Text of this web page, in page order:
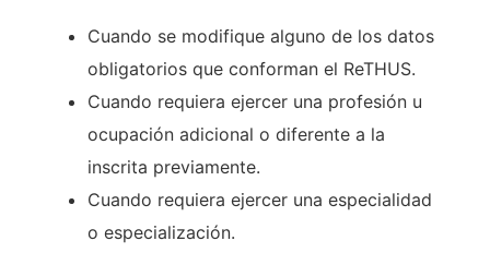
Cuando se modifique alguno de los datos
obligatorios que conforman el ReTHUS.
Cuando requiera ejercer una profesión u
ocupación adicional o diferente a la
inscrita previamente.
Cuando requiera ejercer una especialidad
o especialización.